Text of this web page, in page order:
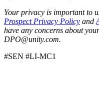
Your privacy is important to
Prospect Privacy Policy and
have any concerns about
DPO@unity.com.
#SEN #LI-MC1